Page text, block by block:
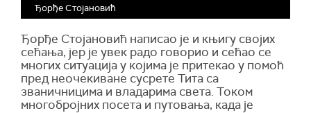
Ђорђе Стојановић
Ђорђе Стојановић написао је и књигу својих
сећања, јер је увек радо говорио и сећао се
многих ситуација у којима је притекао у помоћ
пред неочекиване сусрете Тита са
званичницима и владарима света. Током
многобројних посета и путовања, када је